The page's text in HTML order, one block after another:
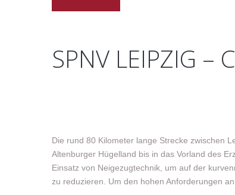
SPNV LEIPZIG –
Die rund 80 Kilometer lange Strecke zwischen
Altenburger Hügelland bis in das Vorland des
Einsatz von Neigezugtechnik, um auf der
zu reduzieren. Um den hohen Anforderungen